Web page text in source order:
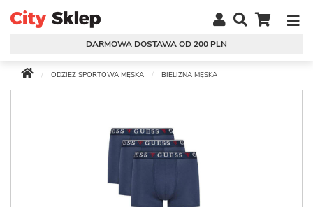
DARMOWA DOSTAWA OD 200 PLN
ODZIEŻ SPORTOWA MĘSKA BIELIZNA MĘSKA